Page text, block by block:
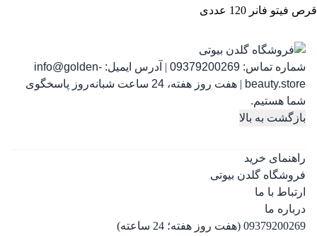
قرص فیتو فانر 120 عددی
شماره تماس: 09379200269
| آدرس ایمیل: info@golden-
beauty.store
|
هفت روز هفته، 24 ساعت شبانه‌روز پاسخگوی
شما هستیم.
بازگشت به بالا
راهنمای خرید
فروشگاه گلدن بیوتی
ارتباط با ما
درباره ما
09379200269 (هفت روز هفته؛ 24 ساعته)